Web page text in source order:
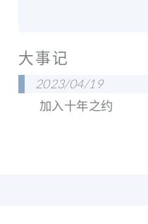
大事记
2023/04/19
加入十年之约